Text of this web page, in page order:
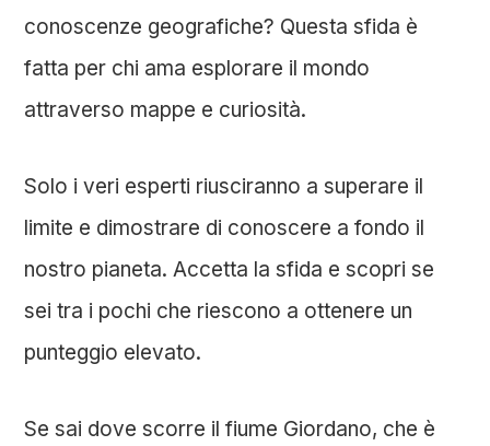
conoscenze geografiche? Questa sfida è
fatta per chi ama esplorare il mondo
attraverso mappe e curiosità.
Solo i veri esperti riusciranno a superare il
limite e dimostrare di conoscere a fondo il
nostro pianeta. Accetta la sfida e scopri se
sei tra i pochi che riescono a ottenere un
punteggio elevato.
Se sai dove scorre il fiume Giordano, che è